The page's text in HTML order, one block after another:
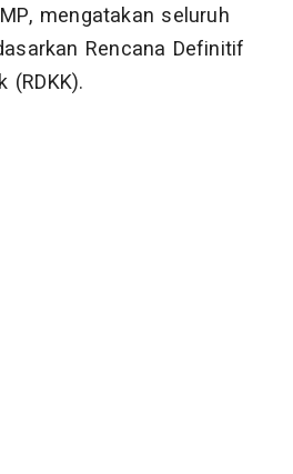
mengatakan seluruh
Rencana Definitif
(RDKK).